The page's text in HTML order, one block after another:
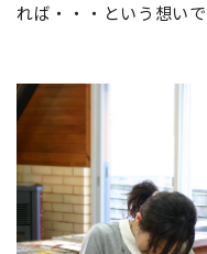
れば・・・という想い